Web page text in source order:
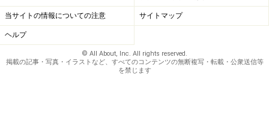
当サイトの情報についての注意 サイトマップ
ヘルプ
© All About, Inc. All rights reserved.
掲載の記事・写真・イラストなど、すべてのコンテンツの無断複写・転載・公衆送信等
を禁じます